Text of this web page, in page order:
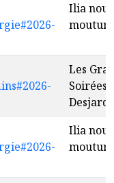
Ilia
mouture
Les
Soirées
Ilia
mouture